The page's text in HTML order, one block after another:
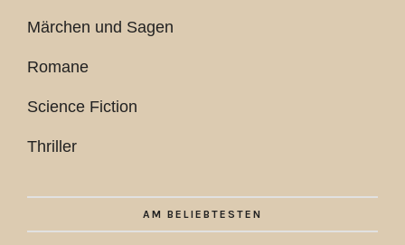
Märchen und Sagen
Romane
Science Fiction
Thriller
AM BELIEBTESTEN